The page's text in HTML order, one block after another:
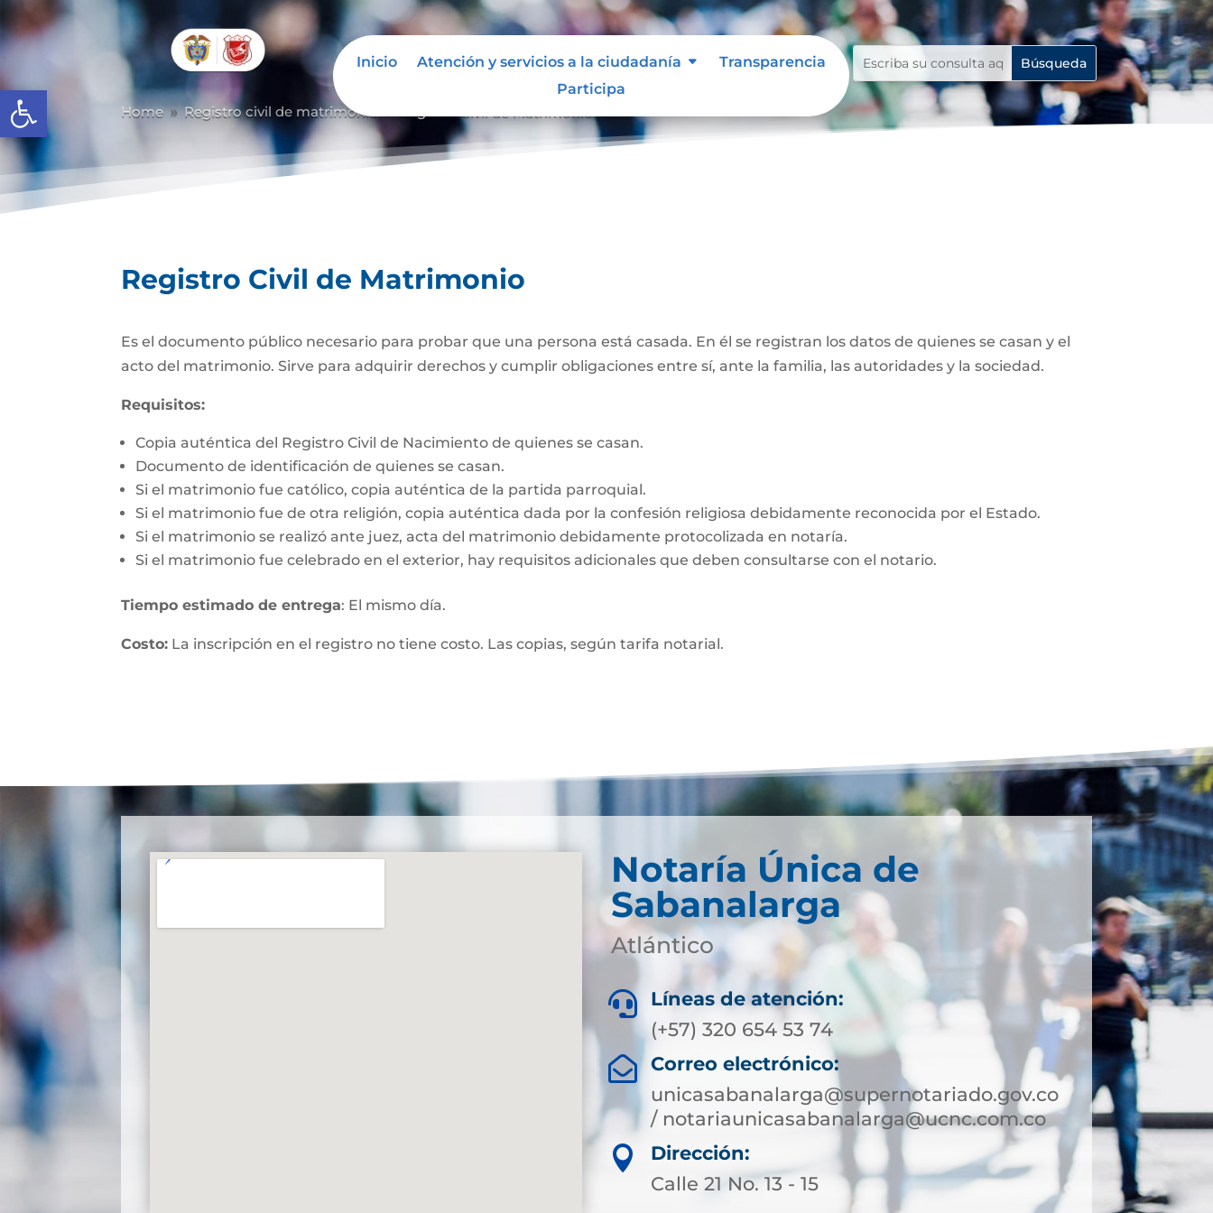
Abrir barra de herramientas
Inicio Atención y servicios a la ciudadanía
Transparencia
Participa
Home 9 Registro civil de matrimonio
Registro Civil de Matrimonio
Es el documento público necesario para probar que una persona está casada. En él se registran los datos de quienes se casan y el
acto del matrimonio. Sirve para adquirir derechos y cumplir obligaciones entre sí, ante la familia, las autoridades y la sociedad.
Requisitos:
Copia auténtica del Registro Civil de Nacimiento de quienes se casan.
Documento de identificación de quienes se casan.
Si el matrimonio fue católico, copia auténtica de la partida parroquial.
Si el matrimonio fue de otra religión, copia auténtica dada por la confesión religiosa debidamente reconocida por el Estado.
Si el matrimonio se realizó ante juez, acta del matrimonio debidamente protocolizada en notaría.
Si el matrimonio fue celebrado en el exterior, hay requisitos adicionales que deben consultarse con el notario.
Tiempo estimado de entrega: El mismo día.
Costo: La inscripción en el registro no tiene costo. Las copias, según tarifa notarial.
Notaría Única de
Sabanalarga
Atlántico

Líneas de atención:
(+57) 320 654 53 74

Correo electrónico:
unicasabanalarga@supernotariado.gov.co
/ notariaunicasabanalarga@ucnc.com.co

Dirección:
Calle 21 No. 13 - 15